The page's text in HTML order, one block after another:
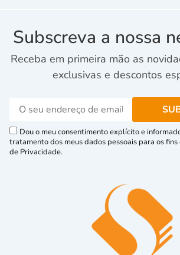
Subscreva a nossa
Receba em primeira mão as
exclusivas e descontos
Dou o meu consentimento explícito e
tratamento dos meus dados pessoais para os
de Privacidade.